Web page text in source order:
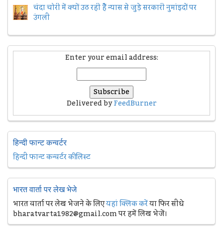
चंदा चोरी में क्यों उठ रही हैैं न्यास से जुड़े सरकारी नुमांइदों पर
उंगली
Enter your email address:
Delivered byFeedBurner
हिन्दी फान्ट कन्वर्टर
हिन्दी फान्ट कन्वर्टर की लिस्ट
भारत वार्ता पर लेख भेजे
भारत वार्ता पर लेख भेजने के लिएयहां क्लिक करेंया फिर सीधे
bharatvarta1982@gmail.com पर हमें लिख भेजें।